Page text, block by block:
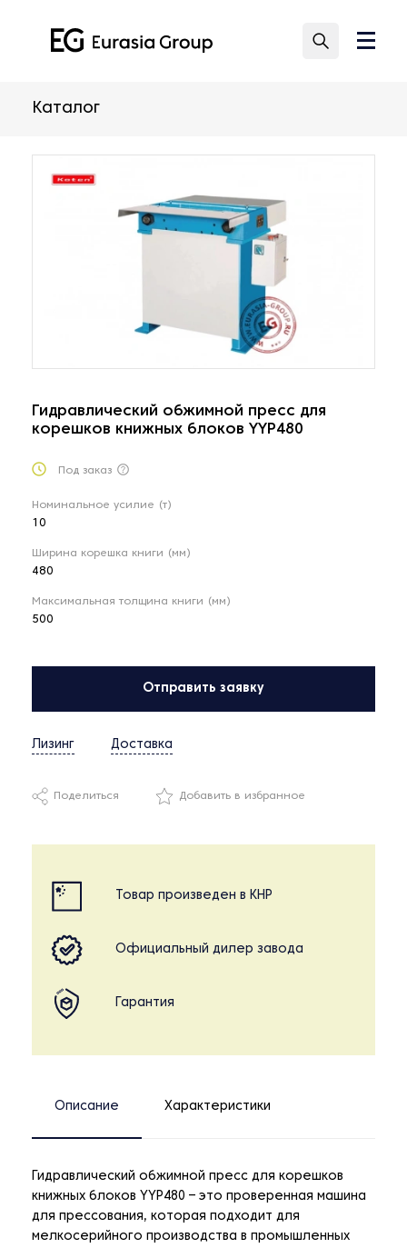
Каталог
Гидравлический обжимной пресс для
корешков книжных блоков YYP480
Под заказ
Номинальное усилие (т)
10
Ширина корешка книги (мм)
480
Максимальная толщина книги (мм)
500
Отправить заявку
Лизинг Доставка
Поделиться Добавить в избранное
Товар произведен в КНР
Официальный дилер завода
Гарантия
Описание Характеристики
Гидравлический обжимной пресс для корешков
книжных блоков YYP480 – это проверенная машина
для прессования, которая подходит для
мелкосерийного производства в промышленных